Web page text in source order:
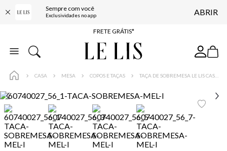
Sempre com você
Exclusividades no app ABRIR
ENTREGA EXPRESSA*
FRETE GRÁTIS*
BAIXE O APP
CASA MESA COPOS E TAÇAS